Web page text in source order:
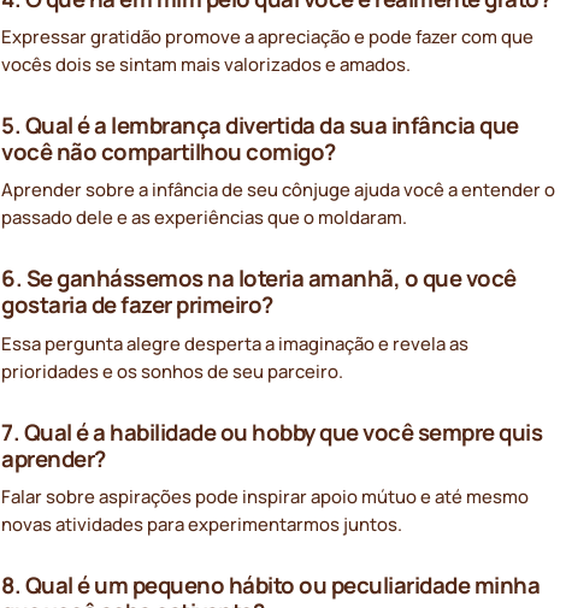
Expressar gratidão promove a apreciação e pode fazer com que
vocês dois se sintam mais valorizados e amados.
5. Qual é a lembrança divertida da sua infância que
você não compartilhou comigo?
Aprender sobre a infância de seu cônjuge ajuda você a entender o
passado dele e as experiências que o moldaram.
6. Se ganhássemos na loteria amanhã, o que você
gostaria de fazer primeiro?
Essa pergunta alegre desperta a imaginação e revela as
prioridades e os sonhos de seu parceiro.
7. Qual é a habilidade ou hobby que você sempre quis
aprender?
Falar sobre aspirações pode inspirar apoio mútuo e até mesmo
novas atividades para experimentarmos juntos.
8. Qual é um pequeno hábito ou peculiaridade minha